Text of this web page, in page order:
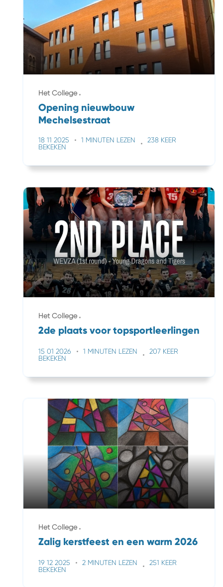
Het College
Opening nieuwbouw
Mechelsestraat
18 11 2025 1 MINUTEN LEZEN
238 KEER
BEKEKEN
Het College
2de plaats voor topsportleerlingen
15 01 2026 1 MINUTEN LEZEN
207 KEER
BEKEKEN
Het College
Zalig kerstfeest en een warm 2026
19 12 2025 2 MINUTEN LEZEN
251 KEER
BEKEKEN